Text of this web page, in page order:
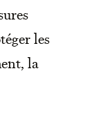
les
la